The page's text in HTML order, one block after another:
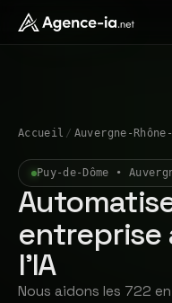
Accueil / Auvergne-
Puy-de-Dôme •
entreprise
l'IA
Nous aidons les 722